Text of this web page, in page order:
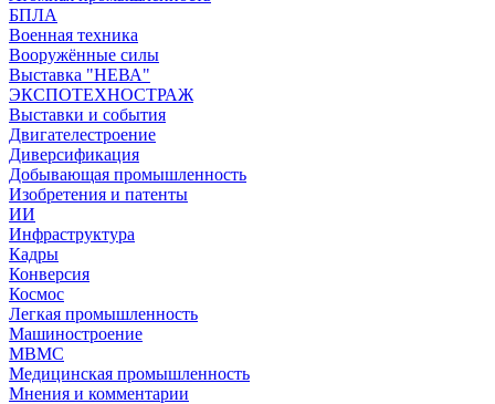
БПЛА
Военная техника
Вооружённые силы
Выставка "НЕВА"
ЭКСПОТЕХНОСТРАЖ
Выставки и события
Двигателестроение
Диверсификация
Добывающая промышленность
Изобретения и патенты
ИИ
Инфраструктура
Кадры
Конверсия
Космос
Легкая промышленность
Машиностроение
МВМС
Медицинская промышленность
Мнения и комментарии